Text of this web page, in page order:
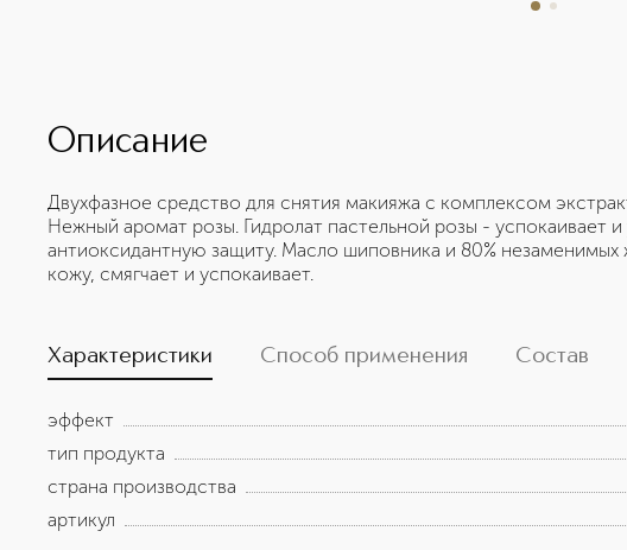
Описание
Двухфазное средство для снятия макияжа с комплексом
Нежный аромат розы. Гидролат пастельной розы - успокаивает и
антиоксидантную защиту. Масло шиповника и 80%
кожу, смягчает и успокаивает.
Характеристики Способ применения Состав
эффект
тип продукта
страна производства
артикул